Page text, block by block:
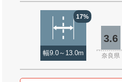
17%
幅9.0～13.0m
3.6
奈良県